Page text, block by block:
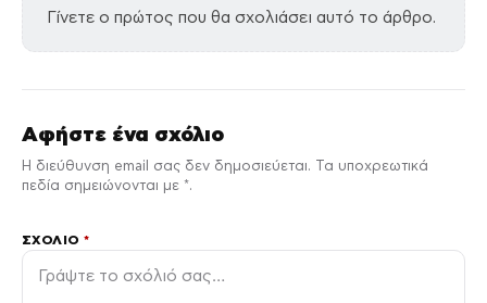
Γίνετε ο πρώτος που θα σχολιάσει αυτό το άρθρο.
Αφήστε ένα σχόλιο
Η διεύθυνση email σας δεν δημοσιεύεται. Τα υποχρεωτικά
πεδία σημειώνονται με *.
ΣΧΌΛΙΟ*